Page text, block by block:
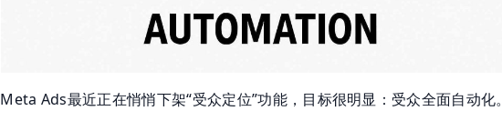
Meta Ads最近正在悄悄下架“受众定位”功能，目标很明显：受众全面自动化。